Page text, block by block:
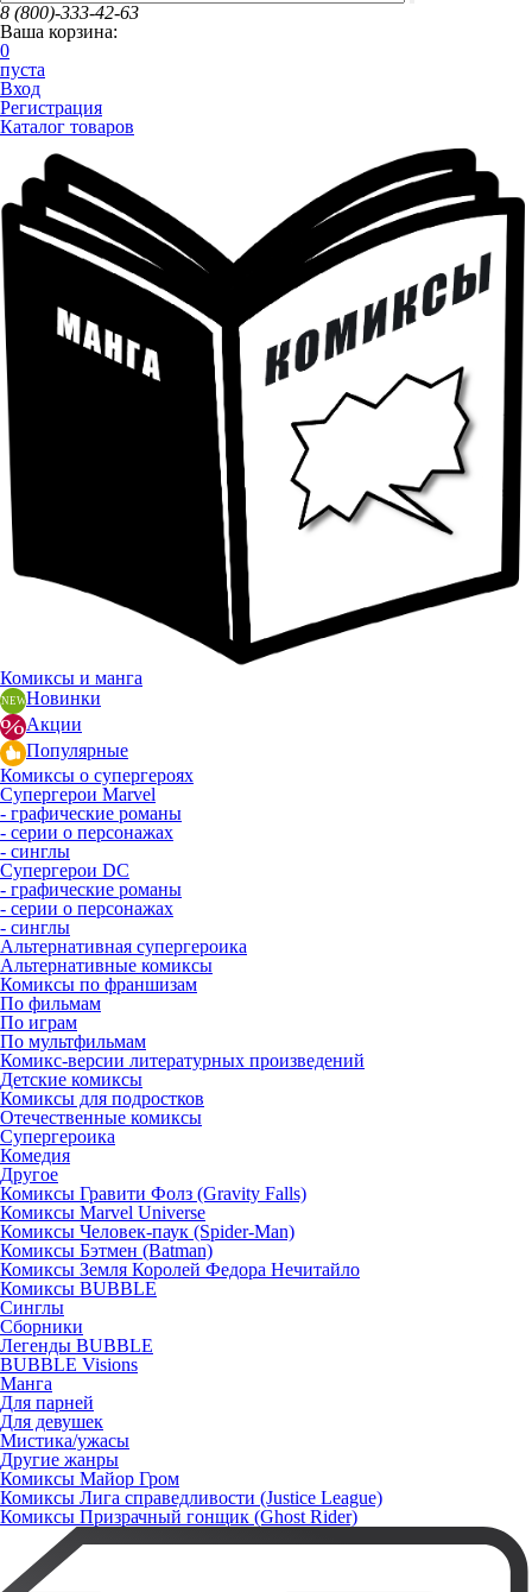
8 (800)-333-42-63
Ваша корзина:
0
пуста
Вход
Регистрация
Каталог товаров
Комиксы и манга
Новинки
Акции
Популярные
Комиксы о супергероях
Супергерои Marvel
- графические романы
- серии о персонажах
- синглы
Супергерои DC
- графические романы
- серии о персонажах
- синглы
Альтернативная супергероика
Альтернативные комиксы
Комиксы по франшизам
По фильмам
По играм
По мультфильмам
Комикс-версии литературных произведений
Детские комиксы
Комиксы для подростков
Отечественные комиксы
Супергероика
Комедия
Другое
Комиксы Гравити Фолз (Gravity Falls)
Комиксы Marvel Universe
Комиксы Человек-паук (Spider-Man)
Комиксы Бэтмен (Batman)
Комиксы Земля Королей Федора Нечитайло
Комиксы BUBBLE
Синглы
Сборники
Легенды BUBBLE
BUBBLE Visions
Манга
Для парней
Для девушек
Мистика/ужасы
Другие жанры
Комиксы Майор Гром
Комиксы Лига справедливости (Justice League)
Комиксы Призрачный гонщик (Ghost Rider)